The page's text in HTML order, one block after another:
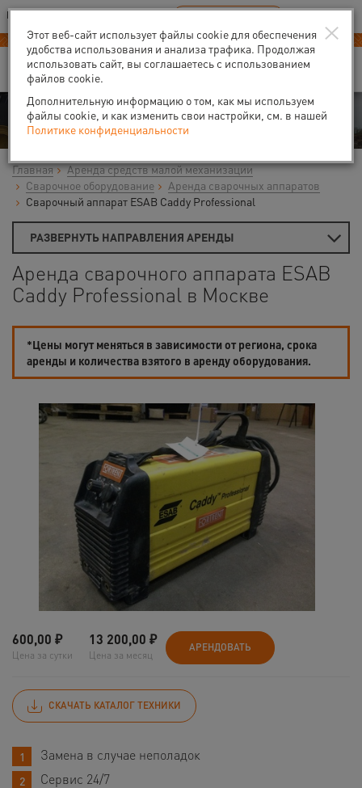
Ваш город:Москва
В Вашем регионе нет наших офисов RU EN
Аренда
Главная
Аренда средств малой механизации
Сварочное оборудование
Аренда сварочных аппаратов
Сварочный аппарат ESAB Caddy Professional
РАЗВЕРНУТЬ НАПРАВЛЕНИЯ АРЕНДЫ
Аренда сварочного аппарата ESAB
Caddy Professional в Москве
*Цены могут меняться в зависимости от региона, срока
аренды и количества взятого в аренду оборудования.
600,00 ₽
Цена за сутки
13 200,00 ₽
Цена за месяц
АРЕНДОВАТЬ
СКАЧАТЬ КАТАЛОГ ТЕХНИКИ
Замена в случае неполадок
Сервис 24/7
×
Этот веб-сайт использует файлы cookie для обеспечения
удобства использования и анализа трафика. Продолжая
использовать сайт, вы соглашаетесь с использованием
файлов cookie.
Дополнительную информацию о том, как мы используем
файлы cookie, и как изменить свои настройки, см. в нашей
Политике конфиденциальности